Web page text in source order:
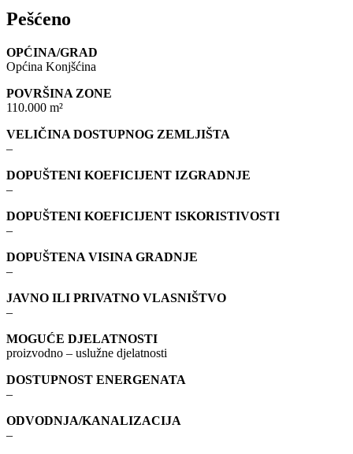
Pešćeno
OPĆINA/GRAD
Općina Konjšćina
POVRŠINA ZONE
110.000 m²
VELIČINA DOSTUPNOG ZEMLJIŠTA
–
DOPUŠTENI KOEFICIJENT IZGRADNJE
–
DOPUŠTENI KOEFICIJENT ISKORISTIVOSTI
–
DOPUŠTENA VISINA GRADNJE
–
JAVNO ILI PRIVATNO VLASNIŠTVO
–
MOGUĆE DJELATNOSTI
proizvodno – uslužne djelatnosti
DOSTUPNOST ENERGENATA
–
ODVODNJA/KANALIZACIJA
–